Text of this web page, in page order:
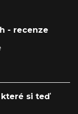
- recenze
si teď